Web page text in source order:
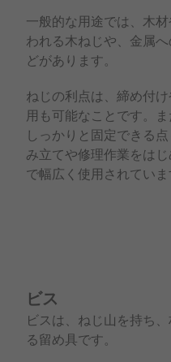
一般的な用途では、木
われる木ねじや、金属
どがあります。
ねじの利点は、締め付
用も可能なことです。
しっかりと固定できる
み立てや修理作業をは
で幅広く使用されていま
ビス
ビスは、ねじ山を持ち
る留め具です。